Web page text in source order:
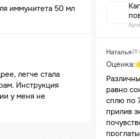
иммунитета 50 мл
легче стала
Инструкция
у меня не
Наталья28
Оценка:
равно
сплю по
прилив